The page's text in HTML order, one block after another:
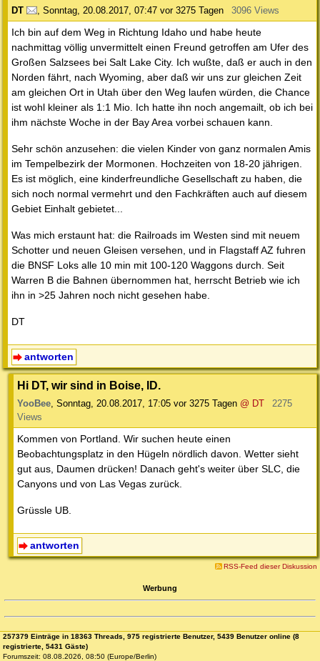
DT , Sonntag, 20.08.2017, 07:47 vor 3275 Tagen 3096 Views
Ich bin auf dem Weg in Richtung Idaho und habe heute
nachmittag völlig unvermittelt einen Freund getroffen am Ufer des
Großen Salzsees bei Salt Lake City. Ich wußte, daß er auch in den
Norden fährt, nach Wyoming, aber daß wir uns zur gleichen Zeit
am gleichen Ort in Utah über den Weg laufen würden, die Chance
ist wohl kleiner als 1:1 Mio. Ich hatte ihn noch angemailt, ob ich bei
ihm nächste Woche in der Bay Area vorbei schauen kann.
Sehr schön anzusehen: die vielen Kinder von ganz normalen Amis
im Tempelbezirk der Mormonen. Hochzeiten von 18-20 jährigen.
Es ist möglich, eine kinderfreundliche Gesellschaft zu haben, die
sich noch normal vermehrt und den Fachkräften auch auf diesem
Gebiet Einhalt gebietet...
Was mich erstaunt hat: die Railroads im Westen sind mit neuem
Schotter und neuen Gleisen versehen, und in Flagstaff AZ fuhren
die BNSF Loks alle 10 min mit 100-120 Waggons durch. Seit
Warren B die Bahnen übernommen hat, herrscht Betrieb wie ich
ihn in >25 Jahren noch nicht gesehen habe.
DT
antworten
Hi DT, wir sind in Boise, ID.
YooBee, Sonntag, 20.08.2017, 17:05 vor 3275 Tagen @ DT
2275
Views
Kommen von Portland. Wir suchen heute einen
Beobachtungsplatz in den Hügeln nördlich davon. Wetter sieht
gut aus, Daumen drücken! Danach geht's weiter über SLC, die
Canyons und von Las Vegas zurück.
Grüssle UB.
antworten
RSS-Feed dieser Diskussion
Werbung
257379 Einträge in 18363 Threads, 975 registrierte Benutzer, 5439 Benutzer online (8
registrierte, 5431 Gäste)
Forumszeit: 08.08.2026, 08:50 (Europe/Berlin)